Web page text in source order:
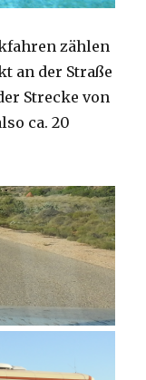
zählen
an der Straße
Strecke von
ca. 20